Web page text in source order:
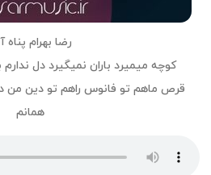
رضا بهرام پناه
کوچه میمیرد باران نمیگیرد دل ندارم
قرص ماهم تو فانوس راهم تو دین من
همانم